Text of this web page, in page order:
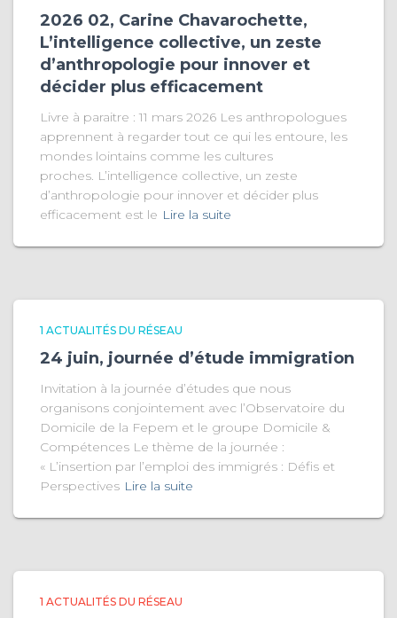
2026 02, Carine Chavarochette,
L’intelligence collective, un zeste
d’anthropologie pour innover et
décider plus efficacement
Livre à paraitre : 11 mars 2026 Les anthropologues
apprennent à regarder tout ce qui les entoure, les
mondes lointains comme les cultures
proches. L’intelligence collective, un zeste
d’anthropologie pour innover et décider plus
efficacement est le Lire la suite
1 ACTUALITÉS DU RÉSEAU
24 juin, journée d’étude immigration
Invitation à la journée d’études que nous
organisons conjointement avec l’Observatoire du
Domicile de la Fepem et le groupe Domicile &
Compétences Le thème de la journée :
« L’insertion par l’emploi des immigrés : Défis et
Perspectives Lire la suite
1 ACTUALITÉS DU RÉSEAU